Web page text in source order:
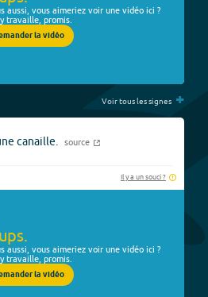
aussi, vous aimeriez voir une vidéo ici ?
travaille, promis.
la vidéo
Voir tous les signes +
canaille. source
Il y a un souci ?
aussi, vous aimeriez voir une vidéo ici ?
travaille, promis.
la vidéo